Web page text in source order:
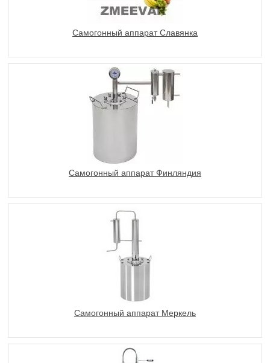
Самогонный аппарат Славянка
Самогонный аппарат Финляндия
Самогонный аппарат Меркель